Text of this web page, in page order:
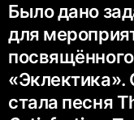
Было дано
для
«Эклектика».
стала песня